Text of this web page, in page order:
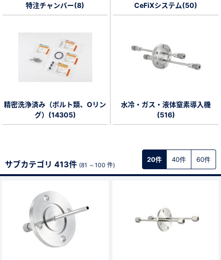
特注チャンバー(8) CeFiXシステム(50)
精密洗浄済み（ボルト類、Oリン
グ）(14305)
水冷・ガス・液体窒素導入機
(516)
サブカテゴリ 413件 (81 ～100 件)
20件 40件 60件